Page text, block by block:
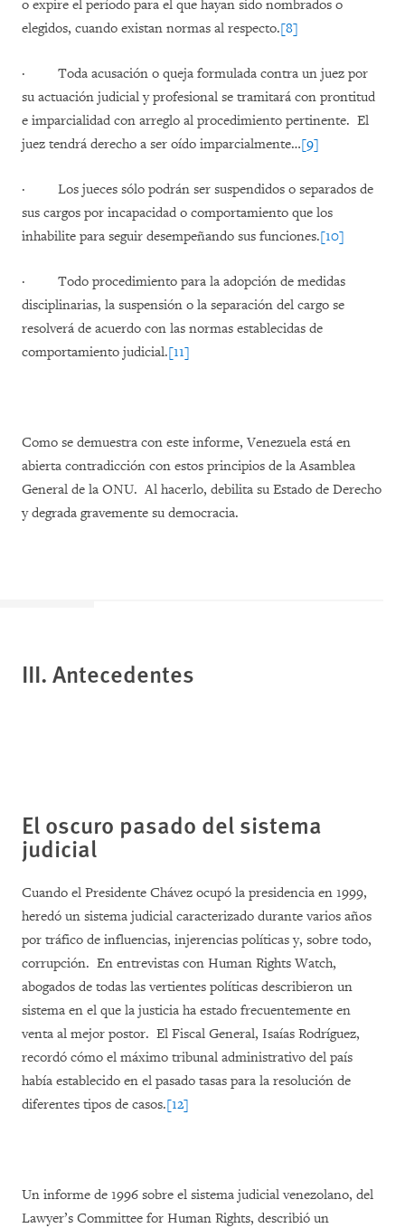
o expire el período para el que hayan sido nombrados o
elegidos, cuando existan normas al respecto.[8]
·
Toda acusación o queja formulada contra un juez por
su actuación judicial y profesional se tramitará con prontitud
e imparcialidad con arreglo al procedimiento pertinente. El
juez tendrá derecho a ser oído imparcialmente…[9]
·
Los jueces sólo podrán ser suspendidos o separados de
sus cargos por incapacidad o comportamiento que los
inhabilite para seguir desempeñando sus funciones.[10]
·
Todo procedimiento para la adopción de medidas
disciplinarias, la suspensión o la separación del cargo se
resolverá de acuerdo con las normas establecidas de
comportamiento judicial.[11]
Como se demuestra con este informe, Venezuela está en
abierta contradicción con estos principios de la Asamblea
General de la ONU. Al hacerlo, debilita su Estado de Derecho
y degrada gravemente su democracia.
III. Antecedentes
El oscuro pasado del sistema
judicial
Cuando el Presidente Chávez ocupó la presidencia en 1999,
heredó un sistema judicial caracterizado durante varios años
por tráfico de influencias, injerencias políticas y, sobre todo,
corrupción. En entrevistas con Human Rights Watch,
abogados de todas las vertientes políticas describieron un
sistema en el que la justicia ha estado frecuentemente en
venta al mejor postor. El Fiscal General, Isaías Rodríguez,
recordó cómo el máximo tribunal administrativo del país
había establecido en el pasado tasas para la resolución de
diferentes tipos de casos.[12]
Un informe de 1996 sobre el sistema judicial venezolano, del
Lawyer’s Committee for Human Rights, describió un